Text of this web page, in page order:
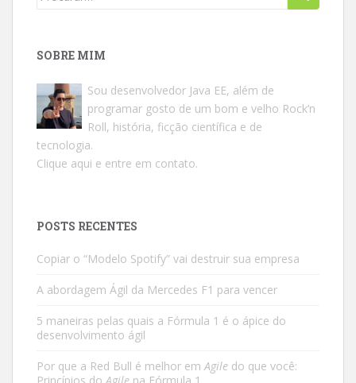
SOBRE MIM
Sou desenvolvedor Java EE, além de
programar gosto de um bom e velho Rock’n
Roll, história, ficção científica e de
tecnologia.
Clique aqui e entre em contato.
POSTS RECENTES
Copiar o “Modelo Spotify” vai destruir sua empresa
A abordagem Ágil da Mercedes F1 para vencer
5 maneiras pelas quais a Fórmula 1 é o ápice do
desenvolvimento ágil
Por que a Red Bull é melhor emAgile do que você: